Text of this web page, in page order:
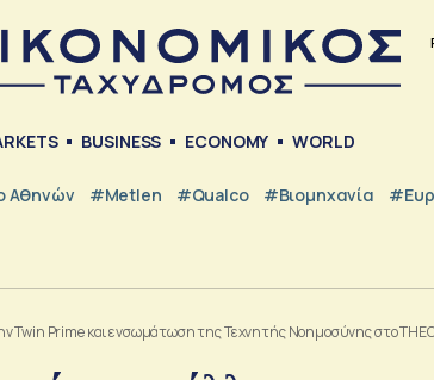
BUSINESS ECONOMY WORLD
Αθηνών #metlen #Qualco #Βιομηχανία
Twin Prime και ενσωμάτωση της Τεχνητής Νοημοσύνης στο